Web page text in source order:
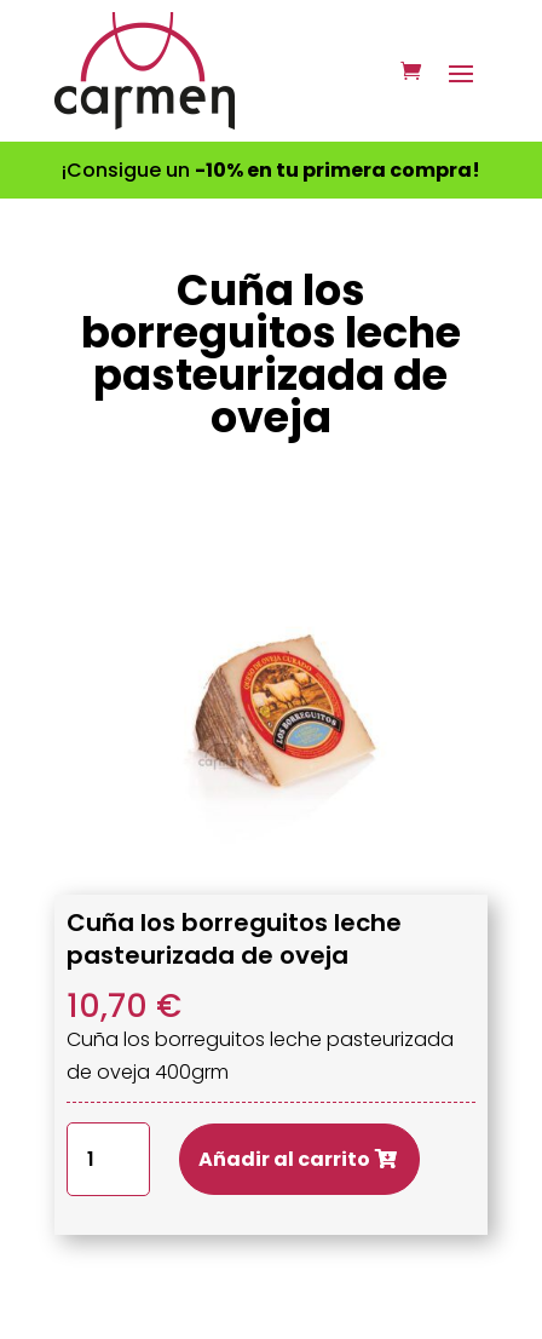
¡Consigue un -10% en tu primera compra!
Cuña los
borreguitos leche
pasteurizada de
oveja
Cuña los borreguitos leche
pasteurizada de oveja
10,70 €
Cuña los borreguitos leche pasteurizada
de oveja 400grm
los
borreguitos
leche
Añadir al carrito